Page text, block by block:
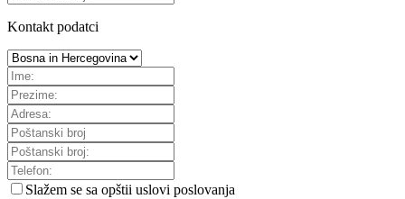
Kontakt podatci
Slažem se sa opštii uslovi poslovanja